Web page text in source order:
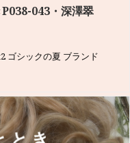
043・深澤翠
ゴシックの夏 ブランド